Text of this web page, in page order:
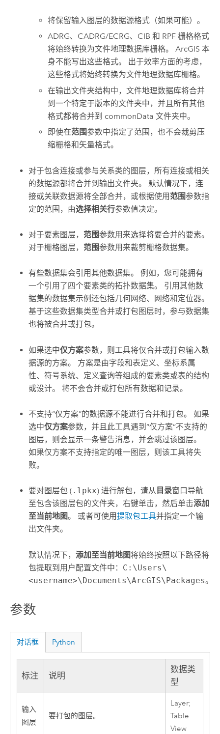
将保留输入图层的数据源格式（如果可能）。
ADRG、CADRG/ECRG、CIB 和 RPF 栅格格式
将始终转换为文件地理数据库栅格。 ArcGIS 本
身不能写出这些格式。 出于效率方面的考虑，
这些格式将始终转换为文件地理数据库栅格。
在输出文件夹结构中，文件地理数据库将合并
到一个特定于版本的文件夹中，并且所有其他
格式都将合并到 commonData 文件夹中。
即使在范围参数中指定了范围，也不会裁剪压
缩栅格和矢量格式。
对于包含连接或参与关系类的图层，所有连接或相关
的数据源都将合并到输出文件夹。 默认情况下，连
接或关联数据源将全部合并，或根据使用 范围参数指
定的范围，由选择相关行参数值决定。
对于要素图层， 范围参数用来选择将要合并的要素。
对于栅格图层， 范围参数用来裁剪栅格数据集。
有些数据集会引用其他数据集。 例如，您可能拥有
一个引用了四个要素类的拓扑数据集。 引用其他数
据集的数据集示例还包括几何网络、网络和定位器。
基于这些数据集类型合并或打包图层时，参与数据集
也将被合并或打包。
如果选中仅方案参数，则工具将仅合并或打包输入数
据源的方案。 方案是由字段和表定义、坐标系属
性、符号系统、定义查询等组成的要素类或表的结构
或设计。 将不会合并或打包所有数据和记录。
不支持“仅方案”的数据源不能进行合并和打包。 如果
选中仅方案参数，并且此工具遇到“仅方案”不支持的
图层，则会显示一条警告消息，并会跳过该图层。
如果仅方案不支持指定的唯一图层，则该工具将失
败。
要对图层包 ( .lpkx) 进行解包，请从 目录窗口导航
至包含该图层包的文件夹，右键单击，然后单击添加
至当前地图。 或者可使用提取包工具并指定一个输
出文件夹。
默认情况下，添加至当前地图将始终按照以下路径将
包提取到用户配置文件中： C:\Users\
<username>\Documents\ArcGIS\Packages。
参数
对话框 Python
标注 说明
数据类
型
输入
图层
要打包的图层。
Layer;
Table
View